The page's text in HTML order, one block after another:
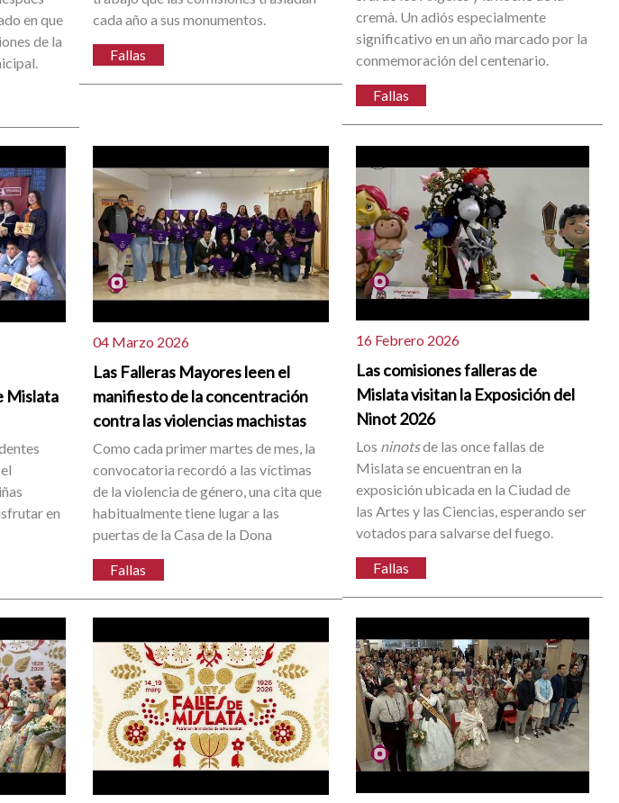
en que
de la
cada año a sus monumentos.
Fallas
cremà. Un adiós especialmente
significativo en un año marcado por la
conmemoración del centenario.
Fallas
Mislata
en
04 Marzo 2026
Las Falleras Mayores leen el
manifiesto de la concentración
contra las violencias machistas
Como cada primer martes de mes, la
convocatoria recordó a las víctimas
de la violencia de género, una cita que
habitualmente tiene lugar a las
puertas de la Casa de la Dona
Fallas
16 Febrero 2026
Las comisiones falleras de
Mislata visitan la Exposición del
Ninot 2026
Los ninotsde las once fallas de
Mislata se encuentran en la
exposición ubicada en la Ciudad de
las Artes y las Ciencias, esperando ser
votados para salvarse del fuego.
Fallas